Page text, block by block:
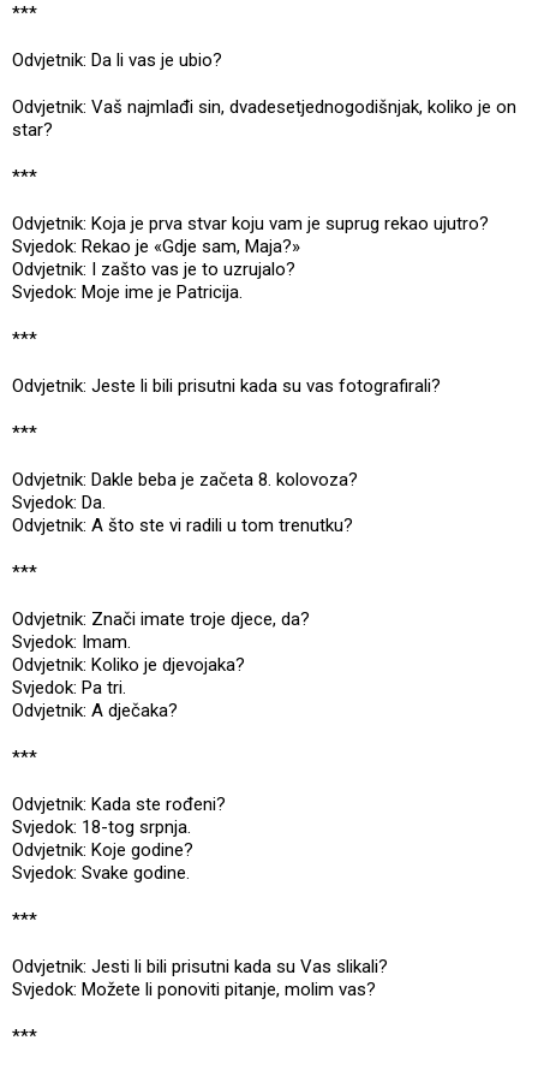
***
Odvjetnik: Da li vas je ubio?
Odvjetnik: Vaš najmlađi sin, dvadesetjednogodišnjak, koliko je on
star?
***
Odvjetnik: Koja je prva stvar koju vam je suprug rekao ujutro?
Svjedok: Rekao je «Gdje sam, Maja?»
Odvjetnik: I zašto vas je to uzrujalo?
Svjedok: Moje ime je Patricija.
***
Odvjetnik: Jeste li bili prisutni kada su vas fotografirali?
***
Odvjetnik: Dakle beba je začeta 8. kolovoza?
Svjedok: Da.
Odvjetnik: A što ste vi radili u tom trenutku?
***
Odvjetnik: Znači imate troje djece, da?
Svjedok: Imam.
Odvjetnik: Koliko je djevojaka?
Svjedok: Pa tri.
Odvjetnik: A dječaka?
***
Odvjetnik: Kada ste rođeni?
Svjedok: 18-tog srpnja.
Odvjetnik: Koje godine?
Svjedok: Svake godine.
***
Odvjetnik: Jesti li bili prisutni kada su Vas slikali?
Svjedok: Možete li ponoviti pitanje, molim vas?
***